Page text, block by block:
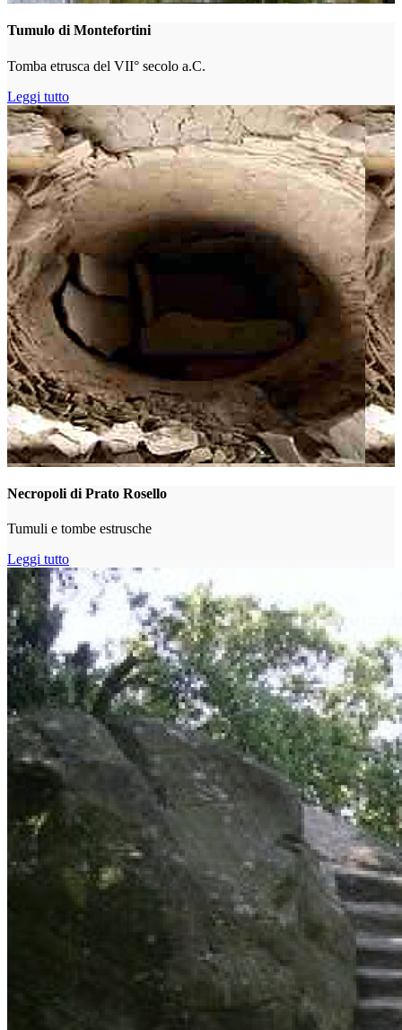
Tumulo di Montefortini
Tomba etrusca del VII° secolo a.C.
Leggi tutto
Necropoli di Prato Rosello
Tumuli e tombe estrusche
Leggi tutto